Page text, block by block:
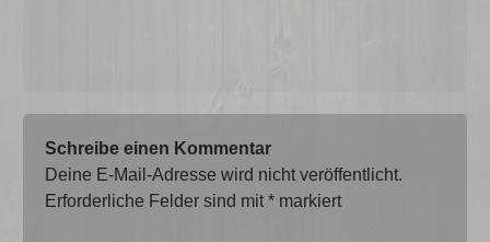
Schreibe einen Kommentar
Deine E-Mail-Adresse wird nicht veröffentlicht.
Erforderliche Felder sind mit* markiert